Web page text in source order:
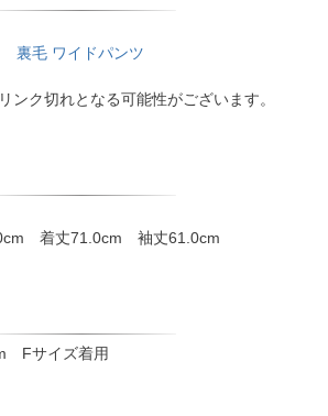
裏毛 ワイドパンツ
ンク切れとなる可能性がございます。
着丈71.0cm 袖丈61.0cm
Fサイズ着用